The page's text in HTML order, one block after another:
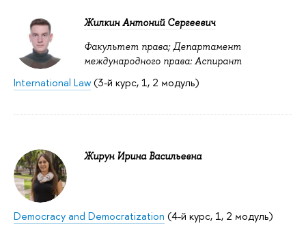
Жилкин Антоний Сергеевич
Факультет права; Департамент
международного права: Аспирант
International Law(3-й курс, 1, 2 модуль)
Жирун Ирина Васильевна
Democracy and Democratization (4-й курс, 1, 2 модуль)